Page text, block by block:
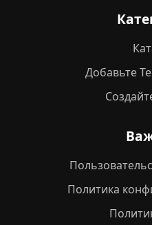
Добавьте
Политика